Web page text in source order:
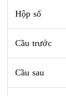
Hộp số
Cầu trước
Cầu sau